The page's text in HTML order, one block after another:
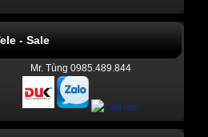
- Sale
Mr. Tùng 0985.489.844